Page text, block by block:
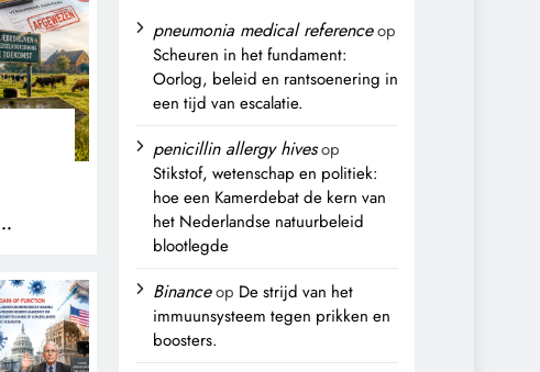
pneumonia medical referenceop
Scheuren in het fundament:
Oorlog, beleid en rantsoenering in
een tijd van escalatie.
penicillin allergy hivesop
Stikstof, wetenschap en politiek:
hoe een Kamerdebat de kern van
het Nederlandse natuurbeleid
blootlegde
Binanceop De strijd van het
immuunsysteem tegen prikken en
boosters.